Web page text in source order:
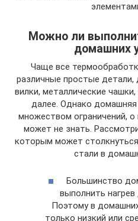
Можно ли
домашних
Чаще все
различные простые
вилки, металлические
далее. Однако
множеством ограничений,
может не знать.
которым может
стали в
Большинство
выполнить
Поэтому в
только низкий или